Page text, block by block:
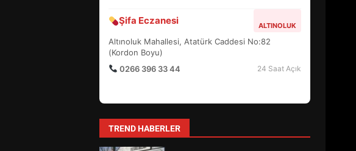
Şifa Eczanesi ALTINOLUK
Altınoluk Mahallesi, Atatürk Caddesi No:82
(Kordon Boyu)
0266 396 33 44
24 Saat Açık
TREND HABERLER
6
BURHANİYE SATRANÇ
TURNUVASI KAYITLARI NEYİ
DEĞİŞTİRİYOR?
7
BELEDİYESPOR’DA YENİ